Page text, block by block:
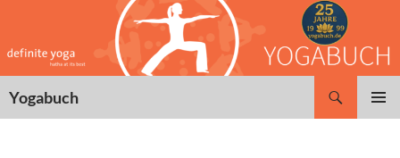
springen
Yogabuch